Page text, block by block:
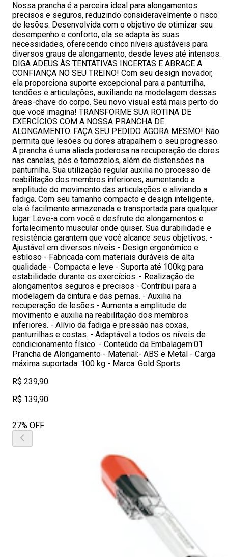
Nossa prancha é a parceira ideal para alongamentos
precisos e seguros, reduzindo consideravelmente o risco
de lesões. Desenvolvida com o objetivo de otimizar seu
desempenho e conforto, ela se adapta às suas
necessidades, oferecendo cinco níveis ajustáveis para
diversos graus de alongamento, desde leves até intensos.
DIGA ADEUS ÀS TENTATIVAS INCERTAS E ABRACE A
CONFIANÇA NO SEU TREINO! Com seu design inovador,
ela proporciona suporte excepcional para a panturrilha,
tendões e articulações, auxiliando na modelagem dessas
áreas-chave do corpo. Seu novo visual está mais perto do
que você imagina! TRANSFORME SUA ROTINA DE
EXERCÍCIOS COM A NOSSA PRANCHA DE
ALONGAMENTO. FAÇA SEU PEDIDO AGORA MESMO! Não
permita que lesões ou dores atrapalhem o seu progresso.
A prancha é uma aliada poderosa na recuperação de dores
nas canelas, pés e tornozelos, além de distensões na
panturrilha. Sua utilização regular auxilia no processo de
reabilitação dos membros inferiores, aumentando a
amplitude do movimento das articulações e aliviando a
fadiga. Com seu tamanho compacto e design inteligente,
ela é facilmente armazenada e transportada para qualquer
lugar. Leve-a com você e desfrute de alongamentos e
fortalecimento muscular onde quiser. Sua durabilidade e
resistência garantem que você alcance seus objetivos. -
Ajustável em diversos níveis - Design ergonômico e
estiloso - Fabricada com materiais duráveis de alta
qualidade - Compacta e leve - Suporta até 100kg para
estabilidade durante os exercícios. - Realização de
alongamentos seguros e precisos - Contribui para a
modelagem da cintura e das pernas. - Auxilia na
recuperação de lesões - Aumenta a amplitude de
movimento e auxilia na reabilitação dos membros
inferiores. - Alívio da fadiga e pressão nas coxas,
panturrilhas e costas. - Adaptável a todos os níveis de
condicionamento físico. - Conteúdo da Embalagem:01
Prancha de Alongamento - Material:- ABS e Metal - Carga
máxima suportada: 100 kg - Marca: Gold Sports
R$ 239,90
R$ 139,90
27% OFF